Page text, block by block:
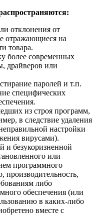
отклонения от
отражающиеся на
товара.
более современных
драйверов или
паролей и т.п.
специфических
из строя программ,
в следствие удаления
настройки
вирусами).
и безукоризненной
или
программного
производительность,
либо
обеспечения (или
в каких-либо
вместе с